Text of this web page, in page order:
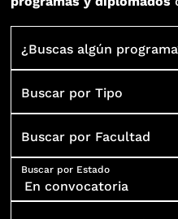
¿Buscas algún
Buscar por Tipo
Buscar por Facultad
Buscar por Estado